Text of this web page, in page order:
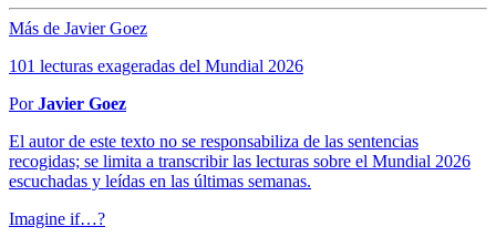
Más de Javier Goez
101 lecturas exageradas del Mundial 2026
PorJavier Goez
El autor de este texto no se responsabiliza de las sentencias
recogidas; se limita a transcribir las lecturas sobre el Mundial 2026
escuchadas y leídas en las últimas semanas.
Imagine if…?